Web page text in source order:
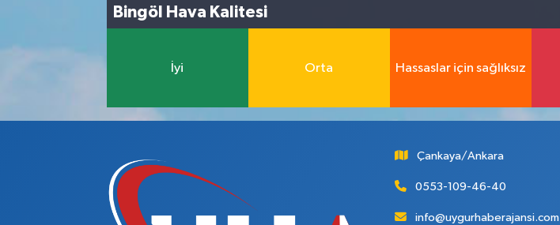
Bingöl Hava Kalitesi
İyi Orta Hassaslar için sağlıksız
Çankaya/Ankara
0553-109-46-40
info@uygurhaberajansi.com